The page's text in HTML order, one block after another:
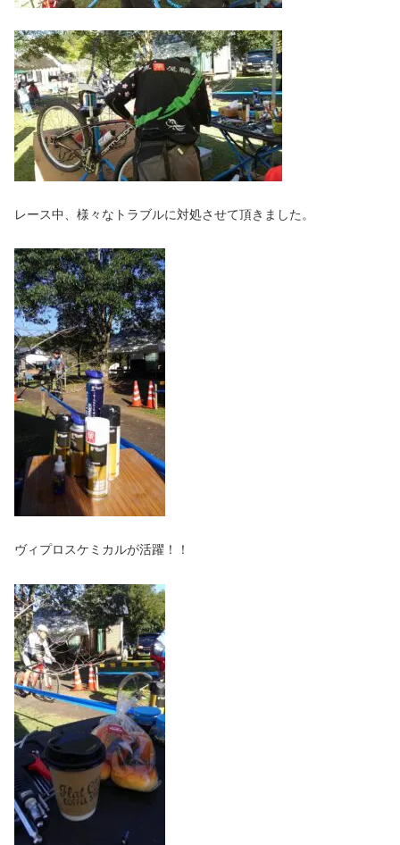
レース中、様々なトラブルに対処させて頂きました。
ヴィプロスケミカルが活躍！！